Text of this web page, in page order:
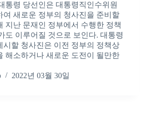
통령 당선인은 대통령직인수위원
여 새로운 정부의 청사진을 준비할
지난 문재인 정부에서 수행한 정책
도 이루어질 것으로 보인다. 대통령
시할 청사진은 이전 정부의 정책상
해소하거나 새로운 도전이 될만한
2022년 03월 30일